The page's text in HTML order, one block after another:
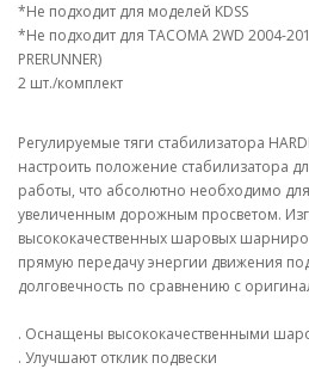
*Не подходит для моделей KDSS
*Не подходит для TACOMA 2WD 2004-
PRERUNNER)
2 шт./комплект
Регулируемые тяги стабилизатора
настроить положение стабилизатора
работы, что абсолютно необходимо
увеличенным дорожным просветом.
высококачественных шаровых
прямую передачу энергии движения
долговечность по сравнению с
. Оснащены высококачественными
. Улучшают отклик подвески